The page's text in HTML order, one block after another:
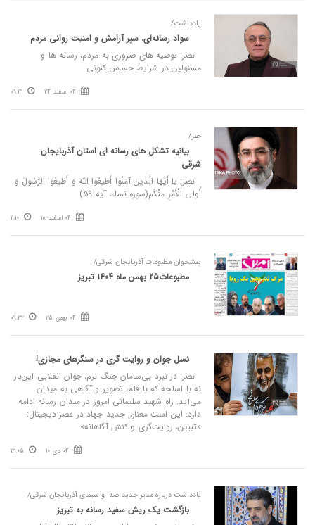
یادداشت/
سواد رسانه‌ای، سپر آرامش و امنیت روانی مردم
نصر: توصیه های ضروری به مردم، رسانه ها و
مسئولین در شرایط حساس کنونی
04 اسفند 24 09:14
خبر/
بیانیه تشکل های رسانه ای استان آذربایجان
شرقی
نصر: یا أَیُّهَا الَّذینَ آمَنُوا أَطیعُوا اللَّهَ وَ أَطیعُوا الرَّسُولَ وَ
أُولِی الْأَمْرِ مِنْکُم‌(سوره نساء، آیه ۵۹)
04 اسفند 18 11:10
پیشخوان مطبوعات آذربایجان شرقی/
مطبوعات25 بهمن ماه 1404 تبریز
04 بهمن 25 09:32
نسل جوان و روایت‌ گری در سنگرهای مجازی!
نصر: در نبرد بی​‌سامان جنگ نرم، جوان انقلابی این‌بار
نه با اسلحه‌ که با قلم، تصویر و آگاهی به میدان
می‌آید. راه شهید سلیمانی امروز در میدان رسانه ادامه
دارد. این است معنای جدید جهاد در عصر دیجیتال:
«تبیین، روایت‌گری و کنش آگاهانه».
04 دی 10 13:05
یادداشت درباره مدیر جدید صدا و سیمای آذربایجان شرقی/
بازگشت یک ریش سفید رسانه به تبریز